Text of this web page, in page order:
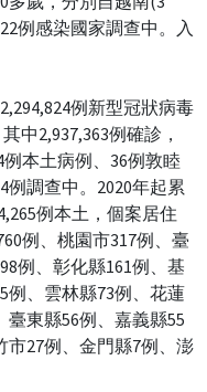
例感染國家調查中。入
例新型冠狀病毒
中2,937,363例確診，
本土病例、36例敦睦
調查中。2020年起累
例本土，個案居住
例、桃園市317例、臺
例、彰化縣161例、基
例、雲林縣73例、花蓮
臺東縣56例、嘉義縣55
市27例、金門縣7例、澎